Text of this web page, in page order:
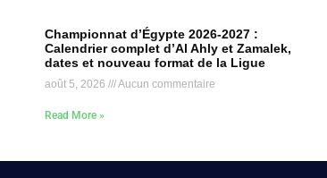
Championnat d’Égypte 2026-2027 :
Calendrier complet d’Al Ahly et Zamalek,
dates et nouveau format de la Ligue
août 5, 2026 Aucun commentaire
Read More »